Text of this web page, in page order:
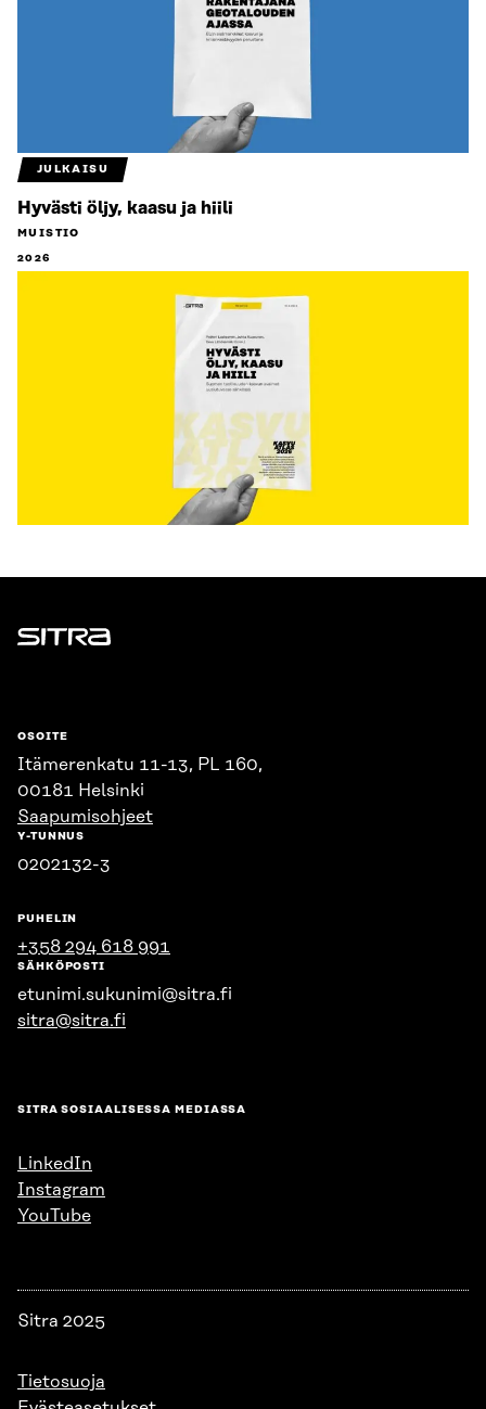
JULKAISU
Hyvästi öljy, kaasu ja hiili
MUISTIO
2026
Sitra
OSOITE
Itämerenkatu 11-13, PL 160,
00181 Helsinki
Saapumisohjeet
Y-TUNNUS
0202132-3
PUHELIN
+358 294 618 991
SÄHKÖPOSTI
etunimi.sukunimi@sitra.fi
sitra@sitra.fi
SITRA SOSIAALISESSA MEDIASSA
LinkedIn
Instagram
YouTube
Sitra 2025
Tietosuoja